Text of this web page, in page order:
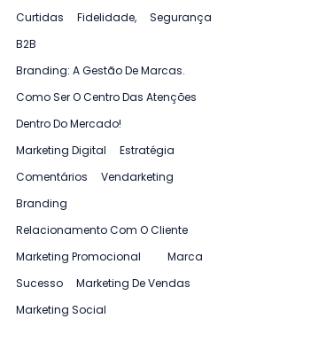
Curtidas
Fidelidade,
Segurança
B2B
Branding: A Gestão De Marcas.
Como Ser O Centro Das Atenções
Dentro Do Mercado!
Marketing Digital
Estratégia
Comentários
Vendarketing
Branding
Relacionamento Com O Cliente
Marketing Promocional
Marca
Sucesso
Marketing De Vendas
Marketing Social